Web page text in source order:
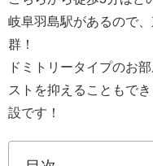
岐阜羽島駅があるので
群！
ドミトリータイプのお
ストを抑えることもで
設です！